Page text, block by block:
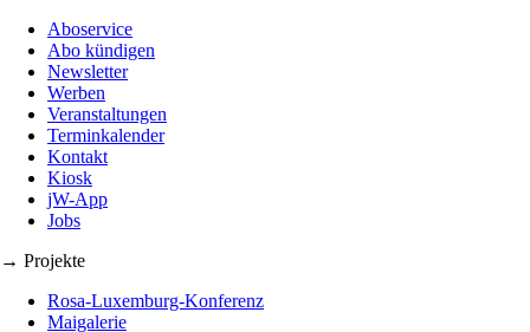
Aboservice
Abo kündigen
Newsletter
Werben
Veranstaltungen
Terminkalender
Kontakt
Kiosk
jW-App
Jobs
→ Projekte
Rosa-Luxemburg-Konferenz
Maigalerie